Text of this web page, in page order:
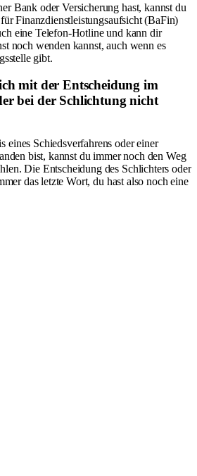
Bank oder Versicherung hast, kannst du
Finanzdienstleistungsaufsicht (BaFin)
eine Telefon-Hotline und kann dir
noch wenden kannst, auch wenn es
gibt.
mit der Entscheidung im
bei der Schlichtung nicht
eines Schiedsverfahrens oder einer
bist, kannst du immer noch den Weg
Die Entscheidung des Schlichters oder
das letzte Wort, du hast also noch eine